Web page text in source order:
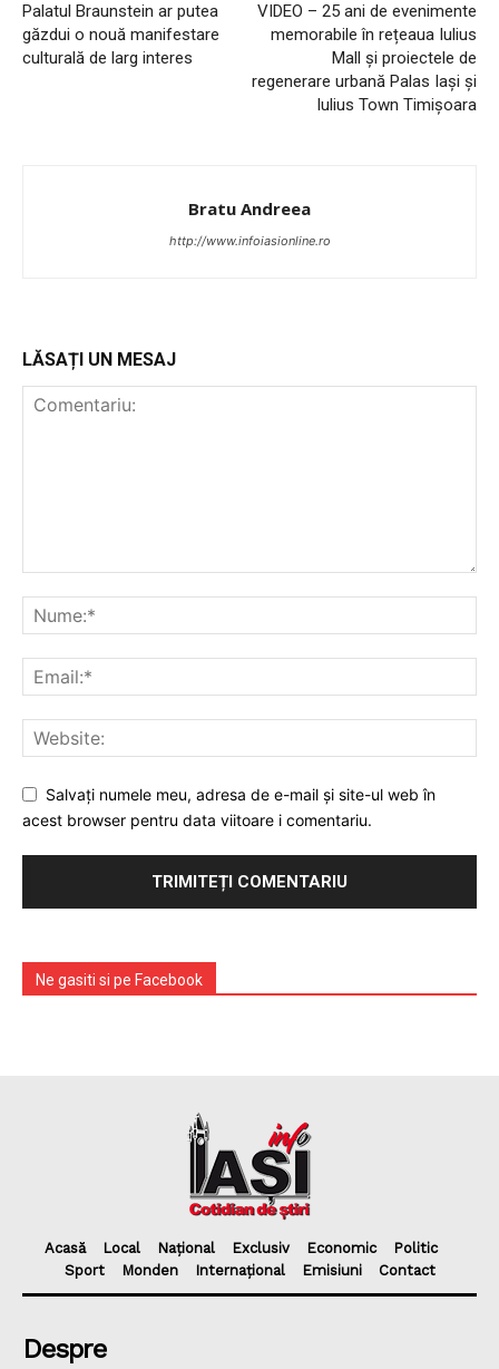
INFO IAȘI
PUBLICĂ GRATUIT ANUNȚUL TĂU!
Contact
Emisiuni
Prelucrarea datelor cu caracter personal
Palatul Braunstein ar putea
găzdui o nouă manifestare
culturală de larg interes
VIDEO – 25 ani de evenimente
memorabile în rețeaua Iulius
Mall și proiectele de
regenerare urbană Palas Iași și
Iulius Town Timișoara
Bratu Andreea
http://www.infoiasionline.ro
LĂSAȚI UN MESAJ
Salvați numele meu, adresa de e-mail și site-ul web în
acest browser pentru data viitoare i comentariu.
Ne gasiti si pe Facebook
Acasă Local Național Exclusiv Economic
Politic
Sport
Monden Internațional Emisiuni Contact
Despre